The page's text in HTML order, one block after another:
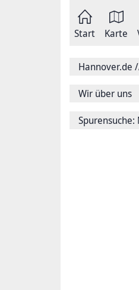
Start Karte
Hannover.de
Wir über uns
Spurensuche: